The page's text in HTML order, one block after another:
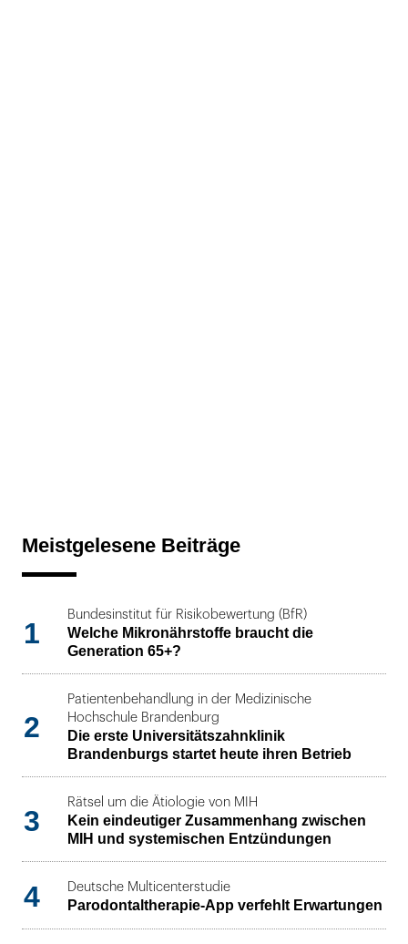
Meistgelesene Beiträge
1
Bundesinstitut für Risikobewertung (BfR)
Welche Mikronährstoffe braucht die
Generation 65+?
2
Patientenbehandlung in der Medizinische
Hochschule Brandenburg
Die erste Universitätszahnklinik
Brandenburgs startet heute ihren Betrieb
3
Rätsel um die Ätiologie von MIH
Kein eindeutiger Zusammenhang zwischen
MIH und systemischen Entzündungen
4 Deutsche Multicenterstudie
Parodontaltherapie-App verfehlt Erwartungen